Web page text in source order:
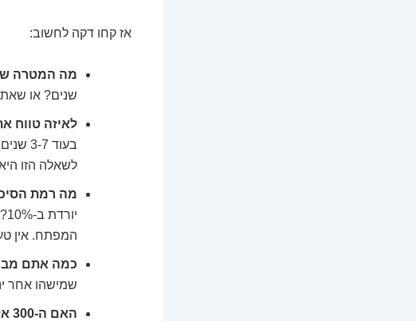
אז קחו דקה לחשוב:
מה המטרה
שנים? או
לאיזה טווח
לשאלה הזו
מה רמת
המפתח. אין
כמה אתם
שמישהו אחר
האם ה-300 אלף האלה הם כל מה שיש לכם?